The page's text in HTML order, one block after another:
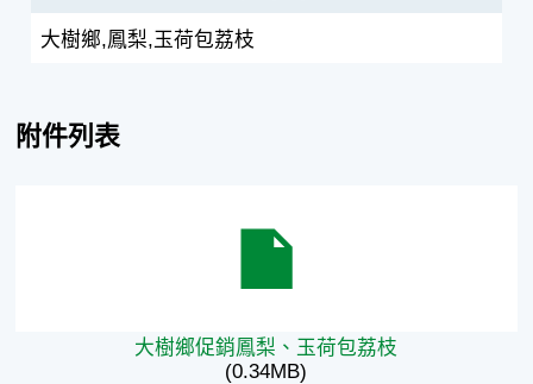
大樹鄉,鳳梨,玉荷包荔枝
附件列表
大樹鄉促銷鳳梨、玉荷包荔枝
(0.34MB)